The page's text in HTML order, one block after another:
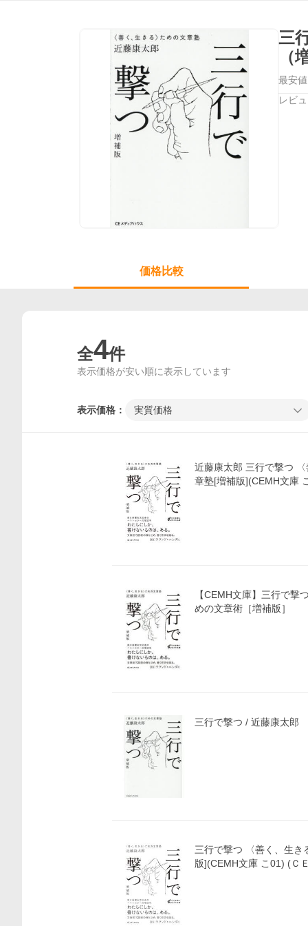
三
（
最安値
レビ
価格比較
全4件
表示価格が安い順に表示しています
表示価格： 実質価格
近藤康太郎 三行で撃つ
章塾[増補版](CEMH文庫
【CEMH文庫】三行で
めの文章術［増補版］
三行で撃つ / 近藤康太郎
三行で撃つ 〈善く、生き
版](CEMH文庫 こ01) (Ｃ